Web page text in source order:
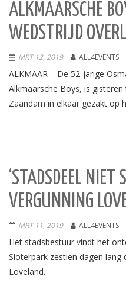
ALKMAARSCHE
WEDSTRIJD
MRT 12, 2019 ALL4EVENTS
ALKMAAR – De 52-jarige
Alkmaarsche Boys, is
Zaandam in elkaar gezakt op
‘STADSDEEL NIET
VERGUNNING
MRT 11, 2019 ALL4EVENTS
Het stadsbestuur vindt het
Sloterpark zestien dagen
Loveland.